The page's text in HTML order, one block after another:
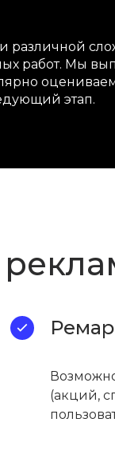
работ. Мы
этап.
(акций,